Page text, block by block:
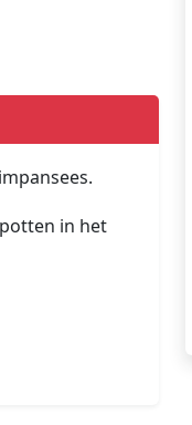
in het